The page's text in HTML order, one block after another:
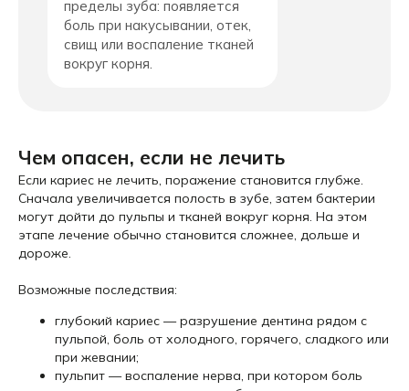
пределы зуба: появляется
боль при накусывании, отек,
свищ или воспаление тканей
вокруг корня.
Чем опасен, если не лечить
Если кариес не лечить, поражение становится глубже.
Сначала увеличивается полость в зубе, затем бактерии
могут дойти до пульпы и тканей вокруг корня. На этом
этапе лечение обычно становится сложнее, дольше и
дороже.
Возможные последствия:
глубокий кариес — разрушение дентина рядом с
пульпой, боль от холодного, горячего, сладкого или
при жевании;
пульпит — воспаление нерва, при котором боль